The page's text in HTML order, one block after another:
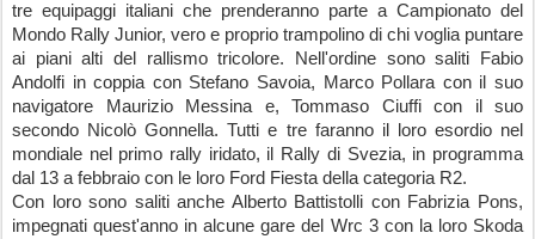
tre equipaggi italiani che prenderanno parte a Campionato del
Mondo Rally Junior, vero e proprio trampolino di chi voglia puntare
ai piani alti del rallismo tricolore. Nell'ordine sono saliti Fabio
Andolfi in coppia con Stefano Savoia, Marco Pollara con il suo
navigatore Maurizio Messina e, Tommaso Ciuffi con il suo
secondo Nicolò Gonnella. Tutti e tre faranno il loro esordio nel
mondiale nel primo rally iridato, il Rally di Svezia, in programma
dal 13 a febbraio con le loro Ford Fiesta della categoria R2.
Con loro sono saliti anche Alberto Battistolli con Fabrizia Pons,
impegnati quest'anno in alcune gare del Wrc 3 con la loro Skoda